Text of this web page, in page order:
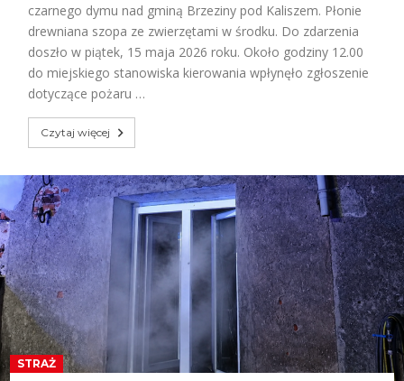
czarnego dymu nad gminą Brzeziny pod Kaliszem. Płonie
drewniana szopa ze zwierzętami w środku. Do zdarzenia
doszło w piątek, 15 maja 2026 roku. Około godziny 12.00
do miejskiego stanowiska kierowania wpłynęło zgłoszenie
dotyczące pożaru …
Czytaj więcej
STRAŻ